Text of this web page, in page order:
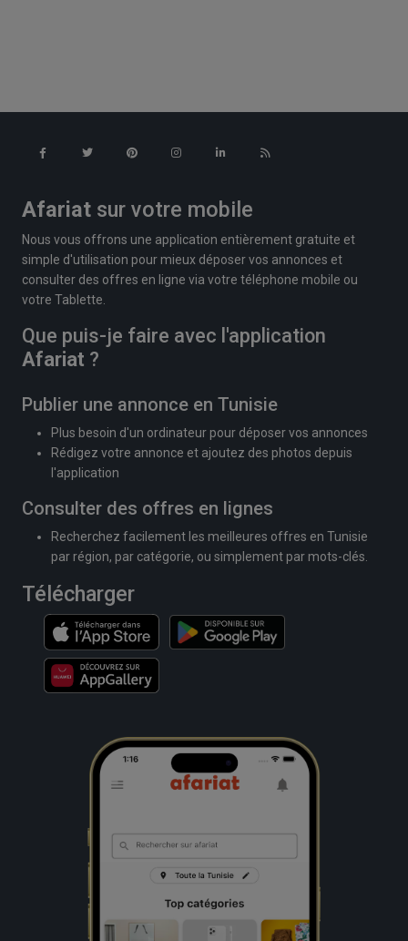
Afariat sur votre mobile
Nous vous offrons une application entièrement gratuite et
simple d'utilisation pour mieux déposer vos annonces et
consulter des offres en ligne via votre téléphone mobile ou
votre Tablette.
Que puis-je faire avec l'application
Afariat ?
Publier une annonce en Tunisie
Plus besoin d'un ordinateur pour déposer vos annonces
Rédigez votre annonce et ajoutez des photos depuis
l'application
Consulter des offres en lignes
Recherchez facilement les meilleures offres en Tunisie
par région, par catégorie, ou simplement par mots-clés.
Télécharger